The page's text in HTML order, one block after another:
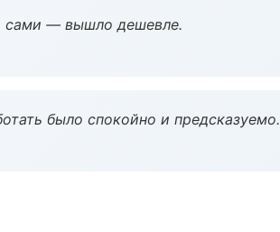
сами — вышло дешевле.
было спокойно и предсказуемо.